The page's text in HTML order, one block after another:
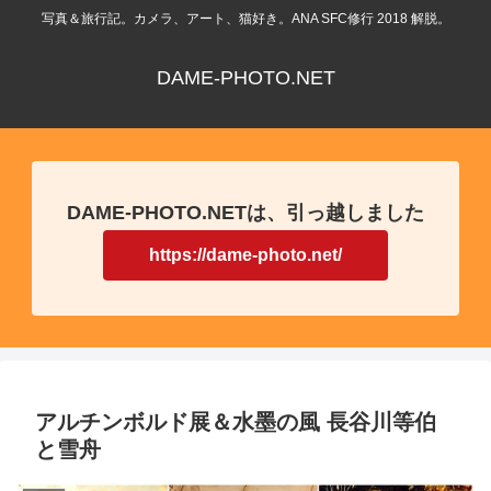
写真＆旅行記。カメラ、アート、猫好き。ANA SFC修行 2018 解脱。
DAME-PHOTO.NET
DAME-PHOTO.NETは、引っ越しました
https://dame-photo.net/
アルチンボルド展＆水墨の風 長谷川等伯
と雪舟